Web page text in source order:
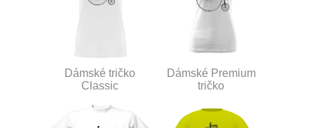
Dámské tričko
Classic
Dámské Premium
tričko